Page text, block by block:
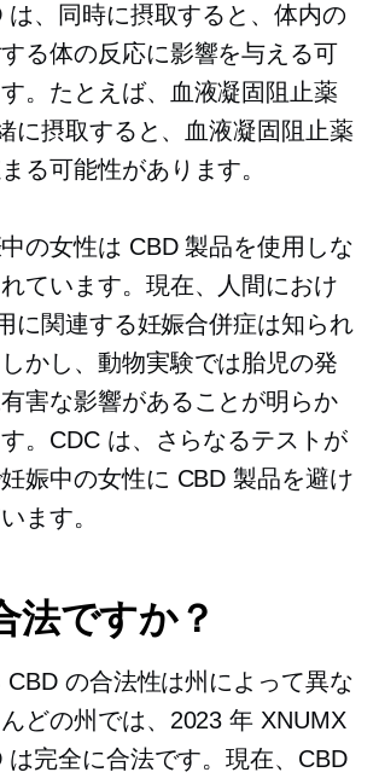
は、同時に摂取すると、体内の
る体の反応に影響を与える可
。たとえば、血液凝固阻止薬
に摂取すると、血液凝固阻止薬
る可能性があります。
の女性は CBD 製品を使用しな
ています。現在、人間におけ
に関連する妊娠合併症は知られ
かし、動物実験では胎児の発
害な影響があることが明らか
。CDC は、さらなるテストが
娠中の女性に CBD 製品を避け
ます。
法ですか？
CBD の合法性は州によって異な
どの州では、2023 年 XNUMX
は完全に合法です。現在、CBD